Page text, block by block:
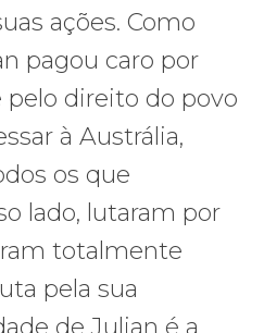
ações. Como
pagou caro por
pelo direito do povo
à Austrália,
os que
lado, lutaram por
totalmente
pela sua
de Julian é a